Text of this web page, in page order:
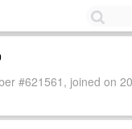
#621561, joined on